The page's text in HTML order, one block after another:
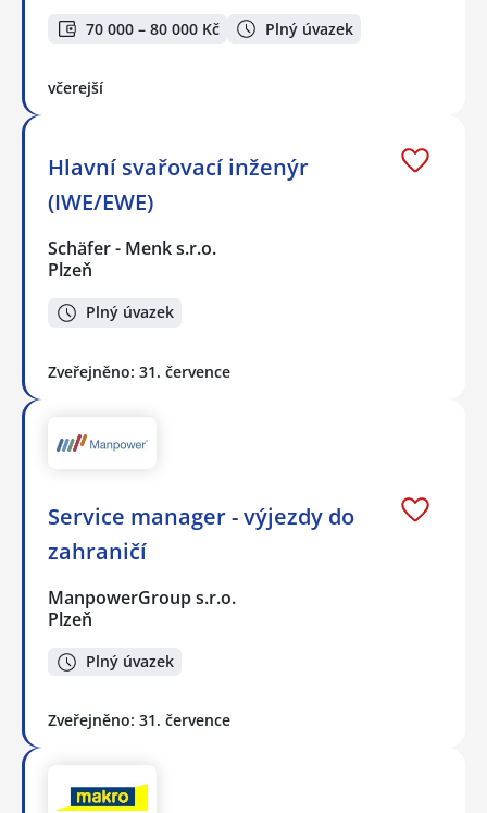
70 000 – 80 000 Kč Plný úvazek
včerejší
Hlavní svařovací inženýr
(IWE/EWE)
Schäfer - Menk s.r.o.
Plzeň
Plný úvazek
Zveřejněno: 31. července
Service manager - výjezdy do
zahraničí
ManpowerGroup s.r.o.
Plzeň
Plný úvazek
Zveřejněno: 31. července